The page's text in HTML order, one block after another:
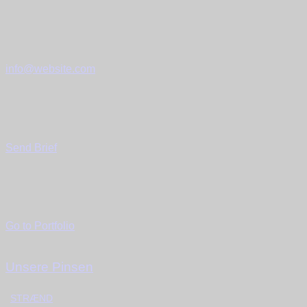
info@website.com
Send Brief
Go to Portfolio
Unsere Pinsen
STRÆND